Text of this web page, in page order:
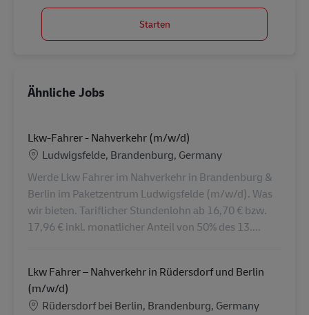
Starten
Ähnliche Jobs
Lkw-Fahrer - Nahverkehr (m/w/d)
Standort
Ludwigsfelde, Brandenburg, Germany
Werde Lkw Fahrer im Nahverkehr in Brandenburg &
Berlin im Paketzentrum Ludwigsfelde (m/w/d). Was
wir bieten. Tariflicher Stundenlohn ab 16,70 € bzw.
17,96 € inkl. monatlicher Anteil von 50% des 13....
Lkw Fahrer – Nahverkehr in Rüdersdorf und Berlin
(m/w/d)
Standort
Rüdersdorf bei Berlin, Brandenburg, Germany